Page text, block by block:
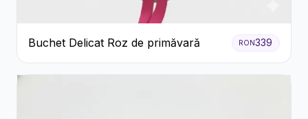
Buchet Delicat Roz de primăvară RON339